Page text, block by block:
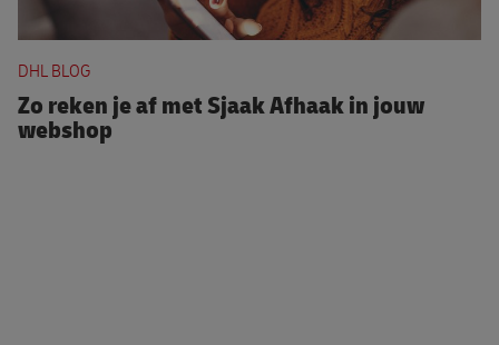
DHL BLOG
Zo reken je af met Sjaak Afhaak in jouw
webshop